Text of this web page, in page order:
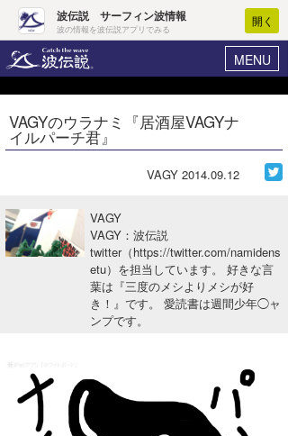
波伝説 サーフィン波情報
波の情報を波伝説アプリでみる
開く
MENU
ヘルプ マイホーム
ログイン
波情報･概況
WAVE HUNTER波予想ツール
会員メニュー
今月のプレゼント
VAGYのウラナミ『居酒屋VAGYナ
イルパーチ君』
VAGY 2014.09.12
VAGY
VAGY：波伝説
twitter（https://twitter.com/namidens
etu）を担当しています。 好きな言
葉は『三度のメシよりメシが好
き！』です。 愛読書は週間少年◯ャ
ンプです。
Core Surf Japan
アート＆エンタメ
ショップ情報
湘南
ウラナミ
お知らせ